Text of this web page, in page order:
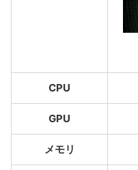
CPU
GPU
メモリ